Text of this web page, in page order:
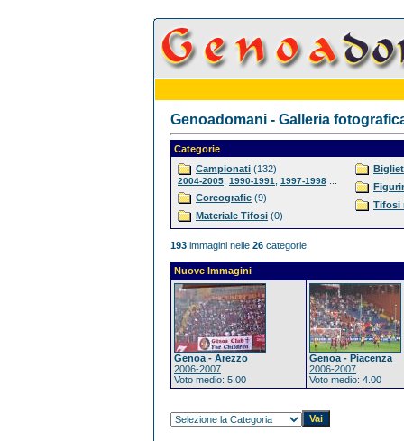
Genoadomani - Galleria
Categorie
Campionati (132)
2004-2005 1990-1991 1997-1998
Coreografie (9)
Materiale Tifosi (0)
Tifosi
193 immagini nelle 26 categorie.
Nuove Immagini
Genoa - Arezzo
2006-2007
Voto medio: 5.00
Genoa - Piacenza
2006-2007
Voto medio: 4.00